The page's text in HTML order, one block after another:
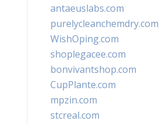
antaeuslabs.com
purelycleanchemdry.com
WishOping.com
shoplegacee.com
bonvivantshop.com
CupPlante.com
mpzin.com
stcreal.com